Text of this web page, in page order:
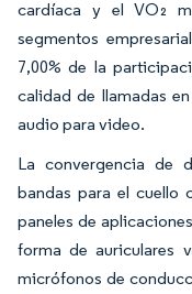
cardíaca y el VO₂
segmentos
7,00% de la
calidad de llamadas
audio para video.
La convergencia de
bandas para el cuello
paneles de
forma de auriculares
micrófonos de